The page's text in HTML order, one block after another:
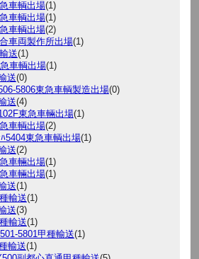
車輌出場(1)
車輌出場(1)
車輌出場(2)
車両製作所出場(1)
送(1)
車輌出場(1)
送(0)
5806東急車輌製造出場(0)
送(4)
東急車輛出場(1)
車輌出場(2)
5404東急車輌出場(1)
送(2)
車輛出場(1)
車輛出場(1)
送(1)
輸送(1)
送(3)
輸送(1)
5801甲種輸送(1)
輸送(1)